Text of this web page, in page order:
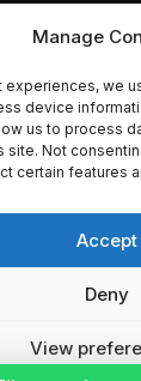
Manage
experiences, we
device
us to process
site. Not
certain features
Accept
Deny
View
- 2025